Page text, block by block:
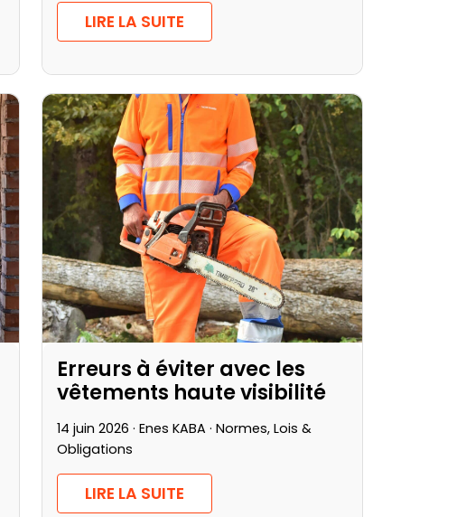
LIRE LA SUITE
Erreurs à éviter avec les
vêtements haute visibilité
14 juin 2026 · Enes KABA · Normes, Lois &
Obligations
LIRE LA SUITE